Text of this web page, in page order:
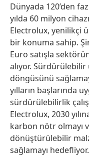
Dünyada 120’den
yılda 60 milyon
Electrolux, yenilikçi
bir konuma sahip.
Euro satışla
alıyor.
döngüsünü
yılların başlarında
sürdürülebilirlik
Electrolux, 2030
karbon nötr olmayı
dönüştürülebilir
sağlamayı hedefliyor.